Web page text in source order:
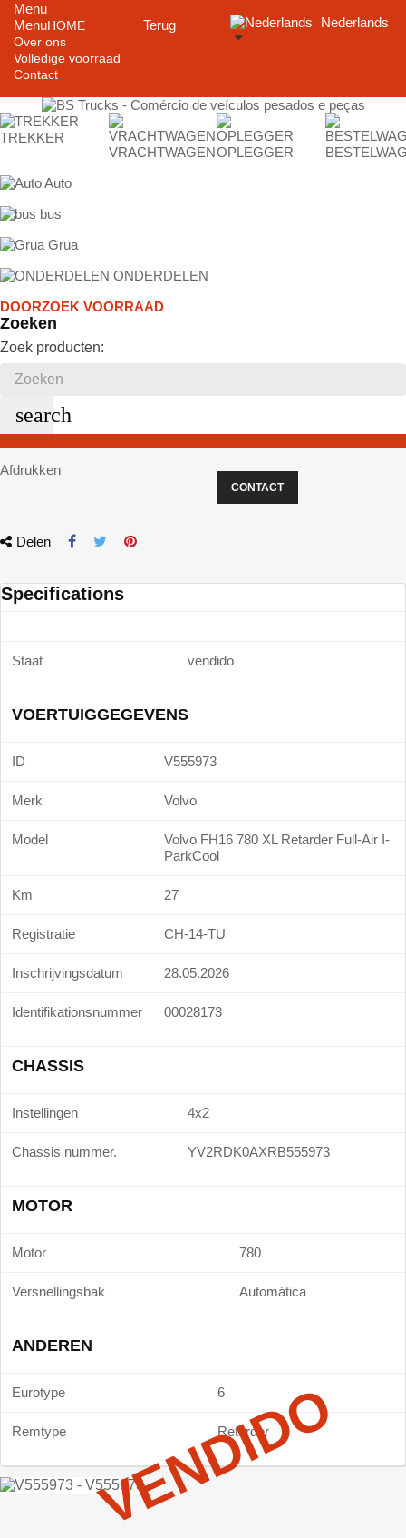
Menu
Menu
Terug
HOME
Over ons
Volledige voorraad
Contact
Nederlands
TREKKER
VRACHTWAGENOPLEGGER
Auto
bus
Grua
ONDERDELEN
DOORZOEK VOORRAAD
Zoeken
Zoek producten:
search
Afdrukken
CONTACT
Delen
Specifications
Staat vendido
VOERTUIGGEGEVENS
ID V555973
Merk Volvo
Model
Volvo FH16 780 XL Retarder Full-Air I-
ParkCool
Km 27
Registratie CH-14-TU
Inschrijvingsdatum 28.05.2026
Identifikationsnummer 00028173
CHASSIS
Instellingen 4x2
Chassis nummer. YV2RDK0AXRB555973
MOTOR
Motor 780
Versnellingsbak Automática
ANDEREN
Eurotype 6
Remtype Retarder
VENDIDO